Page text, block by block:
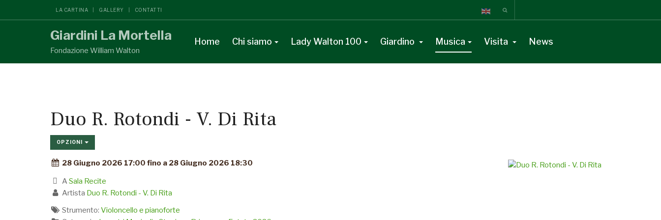
LA CARTINA GALLERY CONTATTI
Giardini La Mortella
Fondazione William Walton
Home Chi siamo Lady Walton 100 Giardino Musica Visita News
Duo R. Rotondi - V. Di Rita
OPZIONI
28 Giugno 2026 17:00 fino a 28 Giugno 2026 18:30
A Sala Recite
Artista Duo R. Rotondi - V. Di Rita
Strumento: Violoncello e pianoforte